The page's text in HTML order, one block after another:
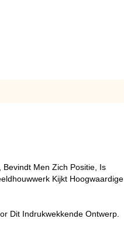
Men Zich Positie, Is
Kijkt Hoogwaardige
Dit Indrukwekkende Ontwerp.